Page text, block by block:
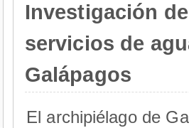
Investigación
servicios de
Galápagos
El archipiélago de